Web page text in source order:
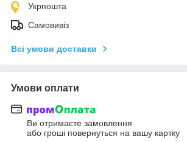
Укрпошта
Самовивіз
Всі умови доставки
Умови оплати
Ви отримаєте замовлення
або гроші повернуться на вашу картку